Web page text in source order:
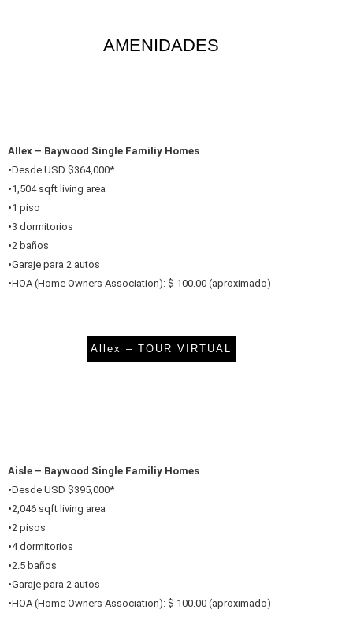
AMENIDADES
Allex – Baywood Single Familiy Homes
•Desde USD $364,000*
•1,504 sqft living area
•1 piso
•3 dormitorios
•2 baños
•Garaje para 2 autos
•HOA (Home Owners Association): $ 100.00 (aproximado)
Allex – TOUR VIRTUAL
Aisle – Baywood Single Familiy Homes
•Desde USD $395,000*
•2,046 sqft living area
•2 pisos
•4 dormitorios
•2.5 baños
•Garaje para 2 autos
•HOA (Home Owners Association): $ 100.00 (aproximado)